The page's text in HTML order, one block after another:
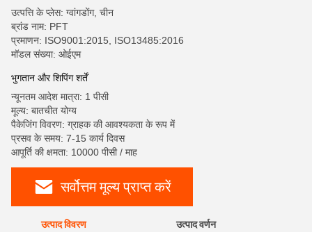
उत्पत्ति के प्लेस: ग्वांगडोंग, चीन
ब्रांड नाम: PFT
प्रमाणन: ISO9001:2015, ISO13485:2016
मॉडल संख्या: ओईएम
भुगतान और शिपिंग शर्तें
न्यूनतम आदेश मात्रा: 1 पीसी
मूल्य: बातचीत योग्य
पैकेजिंग विवरण: ग्राहक की आवश्यकता के रूप में
प्रसव के समय: 7-15 कार्य दिवस
आपूर्ति की क्षमता: 10000 पीसी / माह
सर्वोत्तम मूल्य प्राप्त करें
उत्पाद विवरण उत्पाद वर्णन